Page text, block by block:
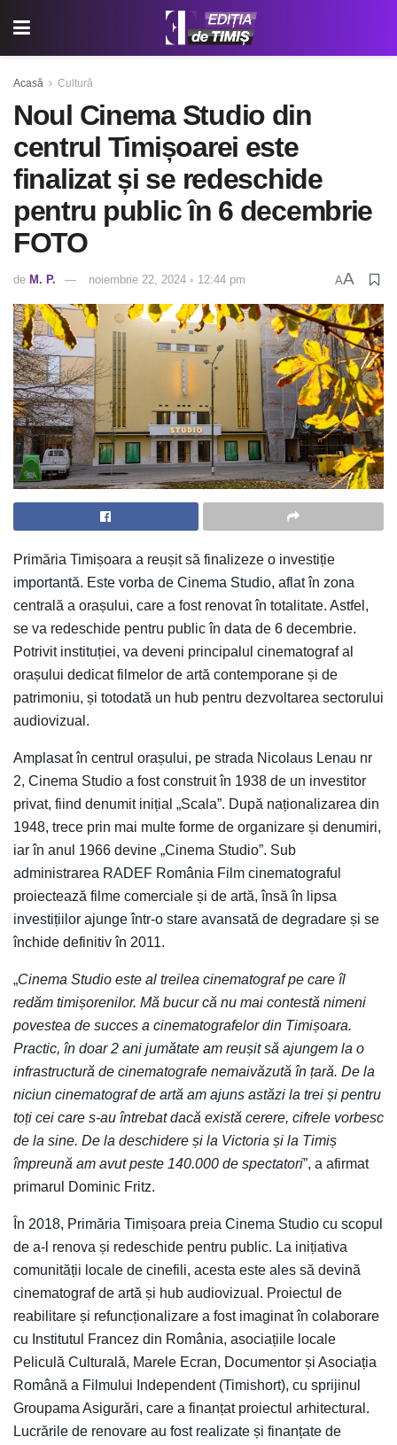
Acasă Cultură
Noul Cinema Studio din
centrul Timișoarei este
finalizat și se redeschide
pentru public în 6 decembrie
FOTO
de M. P. noiembrie 22, 2024 ◦ 12:44 pm AA
Primăria Timișoara a reușit să finalizeze o investiție
importantă. Este vorba de Cinema Studio, aflat în zona
centrală a orașului, care a fost renovat în totalitate. Astfel,
se va redeschide pentru public în data de 6 decembrie.
Potrivit instituției, va deveni principalul cinematograf al
orașului dedicat filmelor de artă contemporane și de
patrimoniu, și totodată un hub pentru dezvoltarea sectorului
audiovizual.
Amplasat în centrul orașului, pe strada Nicolaus Lenau nr
2, Cinema Studio a fost construit în 1938 de un investitor
privat, fiind denumit inițial „Scala”. După naționalizarea din
1948, trece prin mai multe forme de organizare și denumiri,
iar în anul 1966 devine „Cinema Studio”. Sub
administrarea RADEF România Film cinematograful
proiectează filme comerciale și de artă, însă în lipsa
investițiilor ajunge într-o stare avansată de degradare și se
închide definitiv în 2011.
„Cinema Studio este al treilea cinematograf pe care îl
redăm timișorenilor. Mă bucur că nu mai contestă nimeni
povestea de succes a cinematografelor din Timișoara.
Practic, în doar 2 ani jumătate am reușit să ajungem la o
infrastructură de cinematografe nemaivăzută în țară. De la
niciun cinematograf de artă am ajuns astăzi la trei și pentru
toți cei care s-au întrebat dacă există cerere, cifrele vorbesc
de la sine. De la deschidere și la Victoria și la Timiș
împreună am avut peste 140.000 de spectatori”, a afirmat
primarul Dominic Fritz.
În 2018, Primăria Timișoara preia Cinema Studio cu scopul
de a-l renova și redeschide pentru public. La inițiativa
comunității locale de cinefili, acesta este ales să devină
cinematograf de artă și hub audiovizual. Proiectul de
reabilitare și refuncționalizare a fost imaginat în colaborare
cu Institutul Francez din România, asociațiile locale
Peliculă Culturală, Marele Ecran, Documentor și Asociația
Română a Filmului Independent (Timishort), cu sprijinul
Groupama Asigurări, care a finanțat proiectul arhitectural.
Lucrările de renovare au fost realizate și finanțate de